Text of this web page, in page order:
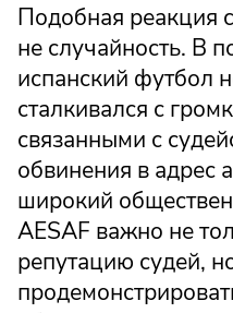
Подобная реакция
не случайность. В
испанский футбол
сталкивался с
связанными с
обвинения в адрес
широкий
AESAF важно не
репутацию судей,